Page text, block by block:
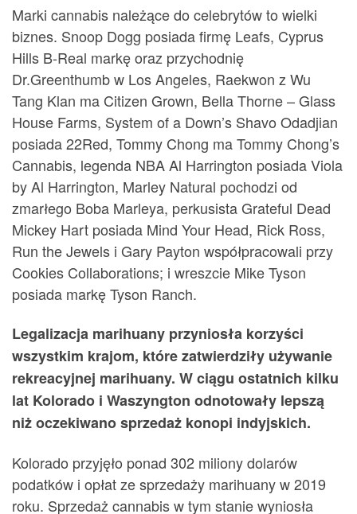
Marki cannabis należące do celebrytów to wielki
biznes. Snoop Dogg posiada firmę Leafs, Cyprus
Hills B-Real markę oraz przychodnię
Dr.Greenthumb w Los Angeles, Raekwon z Wu
Tang Klan ma Citizen Grown, Bella Thorne – Glass
House Farms, System of a Down’s Shavo Odadjian
posiada 22Red, Tommy Chong ma Tommy Chong’s
Cannabis, legenda NBA Al Harrington posiada Viola
by Al Harrington, Marley Natural pochodzi od
zmarłego Boba Marleya, perkusista Grateful Dead
Mickey Hart posiada Mind Your Head, Rick Ross,
Run the Jewels i Gary Payton współpracowali przy
Cookies Collaborations; i wreszcie Mike Tyson
posiada markę Tyson Ranch.
Legalizacja marihuany przyniosła korzyści
wszystkim krajom, które zatwierdziły używanie
rekreacyjnej marihuany. W ciągu ostatnich kilku
lat Kolorado i Waszyngton odnotowały lepszą
niż oczekiwano sprzedaż konopi indyjskich.
Kolorado przyjęło ponad 302 miliony dolarów
podatków i opłat ze sprzedaży marihuany w 2019
roku. Sprzedaż cannabis w tym stanie wyniosła